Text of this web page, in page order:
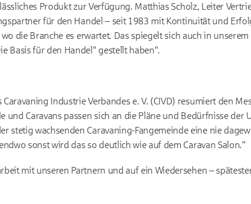
Produkt zur Verfügung. Matthias Scholz, Leiter
für den Handel – seit 1983 mit Kontinuität und
die Branche es erwartet. Das spiegelt sich auch in
Basis für den Handel“ gestellt haben“.
Industrie Verbandes e. V. (CIVD) resumiert den
Caravans passen sich an die Pläne und Bedürfnisse der
stetig wachsenden Caravaning-Fangemeinde eine nie
sonst wird das so deutlich wie auf dem Caravan Salon.“
mit unseren Partnern und auf ein Wiedersehen –